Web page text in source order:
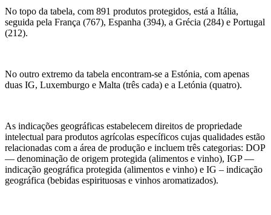
No topo da tabela, com 891 produtos protegidos, está a Itália,
seguida pela França (767), Espanha (394), a Grécia (284) e Portugal
(212).
No outro extremo da tabela encontram-se a Estónia, com apenas
duas IG, Luxemburgo e Malta (três cada) e a Letónia (quatro).
As indicações geográficas estabelecem direitos de propriedade
intelectual para produtos agrícolas específicos cujas qualidades estão
relacionadas com a área de produção e incluem três categorias: DOP
— denominação de origem protegida (alimentos e vinho), IGP —
indicação geográfica protegida (alimentos e vinho) e IG – indicação
geográfica (bebidas espirituosas e vinhos aromatizados).